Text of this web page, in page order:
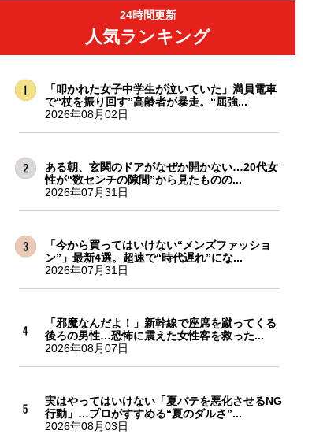
24時間更新
人気ランキング
「叩かれた女子中学生が泣いていた」満員電車
で“杖を振り回す”高齢者が暴走。“屈強...
2026年08月02日
ある朝、玄関のドアがなぜか開かない…20代女
性が“数センチの隙間”から見たものの...
2026年07月31日
「今から買ってはいけない“メンズファッショ
ン”」最新4選。超速で“時代遅れ”にな...
2026年07月31日
「邪魔なんだよ！」新幹線で座席を蹴ってくる
後ろの男性…恐怖に震えた女性客を救った...
2026年08月07日
実はやってはいけない「夏バテを悪化させるNG
行動」…プロがすすめる“夏のダルさ”...
2026年08月03日